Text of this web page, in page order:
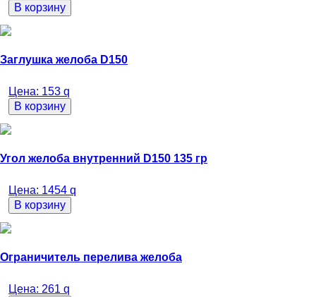
В корзину
Заглушка желоба D150
Цена: 153 q
В корзину
Угол желоба внутренний D150 135 гр
Цена: 1454 q
В корзину
Ограничитель перелива желоба
Цена: 261 q